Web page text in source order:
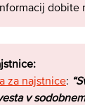
dobite
za najstnice:
v